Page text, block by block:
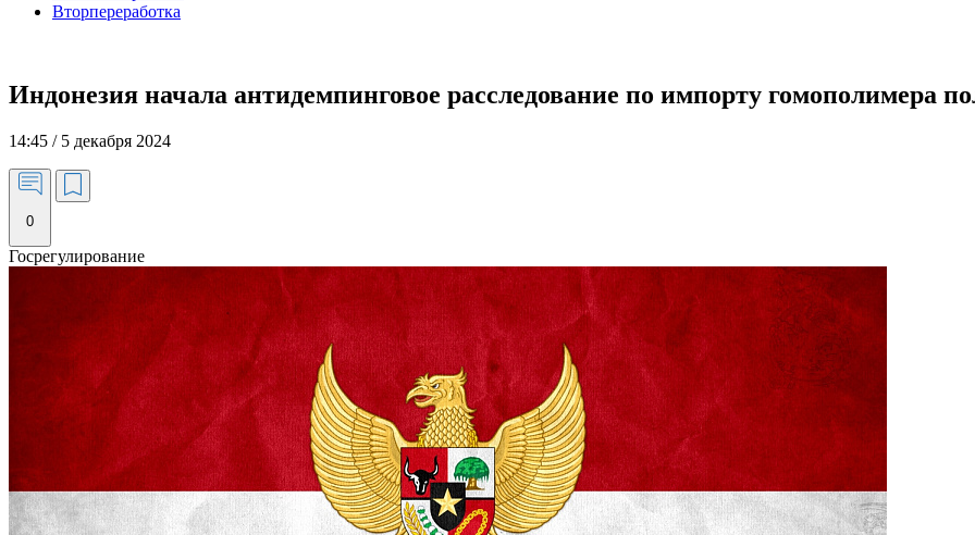
Вторпереработка
Индонезия начала антидемпинговое расследование по импорту гомополимера
14:45 / 5 декабря 2024
0